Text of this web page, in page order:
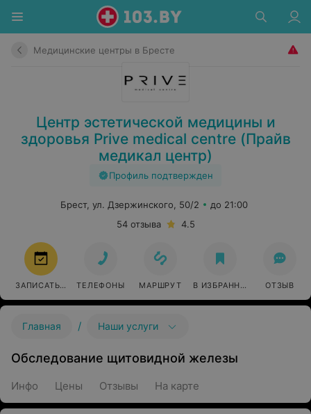
Медицинские центры в Бресте
Центр эстетической медицины и
здоровья Prive medical centre (Прайв
медикал центр)
Профиль подтвержден
Брест, ул. Дзержинского, 50/2
до 21:00
54 отзыва
4.5
ЗАПИСАТЬСЯ ТЕЛЕФОНЫ МАРШРУТ В ИЗБРАННОЕ ОТЗЫВ
Главная / Наши услуги
Обследование щитовидной железы
Инфо Цены Отзывы На карте